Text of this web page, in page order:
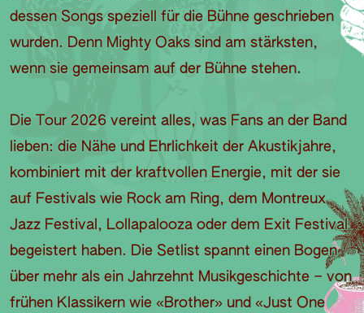
dessen Songs speziell für die Bühne geschrieben
wurden. Denn Mighty Oaks sind am stärksten,
wenn sie gemeinsam auf der Bühne stehen.
Die Tour 2026 vereint alles, was Fans an der Band
lieben: die Nähe und Ehrlichkeit der Akustikjahre,
kombiniert mit der kraftvollen Energie, mit der sie
auf Festivals wie Rock am Ring, dem Montreux
Jazz Festival, Lollapalooza oder dem Exit Festival
begeistert haben. Die Setlist spannt einen Bogen
über mehr als ein Jahrzehnt Musikgeschichte – von
frühen Klassikern wie «Brother» und «Just One